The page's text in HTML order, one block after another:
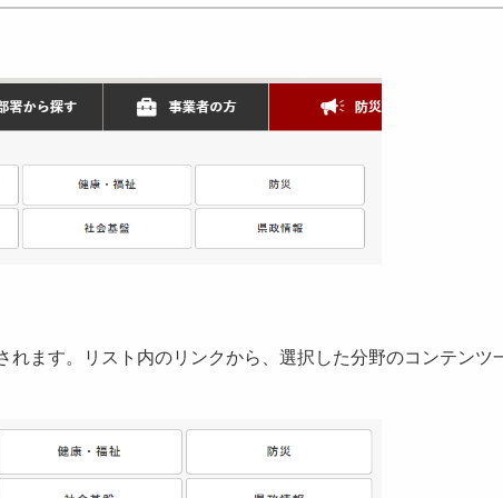
ます。リスト内のリンクから、選択した分野のコンテンツ